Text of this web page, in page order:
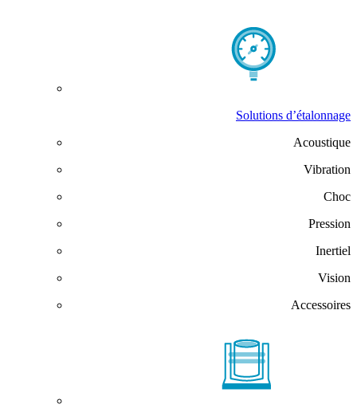
Solutions d’étalonnage
Acoustique
Vibration
Choc
Pression
Inertiel
Vision
Accessoires